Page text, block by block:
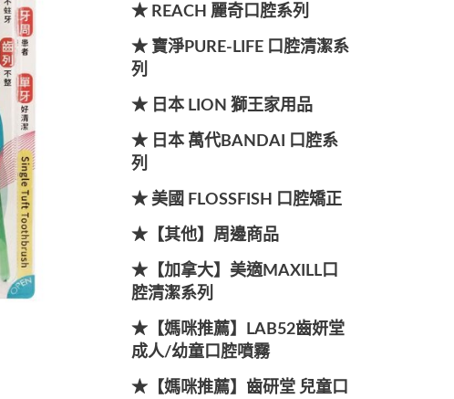
★ REACH 麗奇口腔系列
★ 寶淨PURE-LIFE 口腔清潔系
列
★ 日本 LION 獅王家用品
★ 日本 萬代BANDAI 口腔系
列
★ 美國 FLOSSFISH 口腔矯正
★【其他】周邊商品
★【加拿大】美適MAXILL口
腔清潔系列
★【媽咪推薦】LAB52齒妍堂
成人/幼童口腔噴霧
★【媽咪推薦】齒研堂 兒童口